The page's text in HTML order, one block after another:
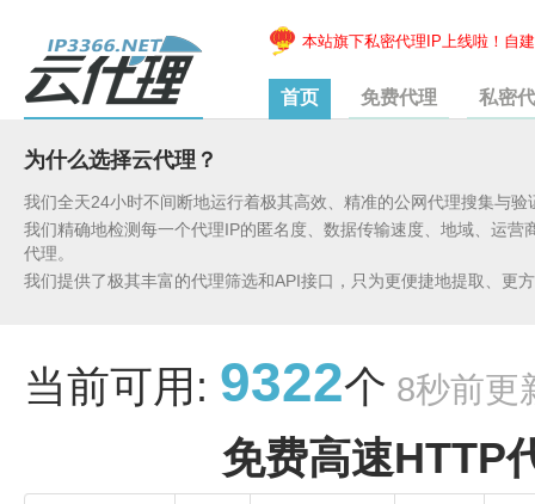
本站旗下私密代理IP上线啦！自
首页 免费代理 私密
为什么选择云代理？
我们全天24小时不间断地运行着极其高效、精准的公网代理搜集与
我们精确地检测每一个代理IP的匿名度、数据传输速度、地域、运
代理。
我们提供了极其丰富的代理筛选和API接口，只为更便捷地提取、更
当前可用: 9322个 8秒前更
免费高速HTTP